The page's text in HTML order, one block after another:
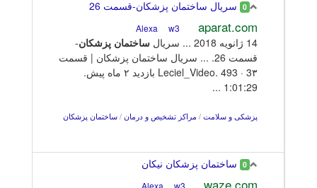
0 سریال ساختمان پزشکان-قسمت 26
aparat.com
w3
14 ژانويه 2018 ... سریال ساختمان پزشکان-
قسمت 26. ... سریال ساختمان پزشکان | قسمت
3۳ · Leciel_Video. 493 بازدید ۲ ماه پیش.
1:01:29 ...
پزشکی و سلامت / مراکز تشخیص و درمان / ساختمان پزشکان
0 ساختمان پزشکان نیکان
waze.com
w3